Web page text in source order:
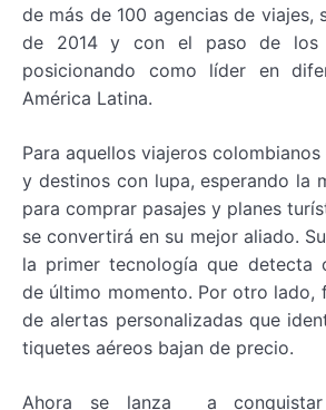
de más de 100 agencias de viajes,
de 2014 y con el paso de los
posicionando como líder en
América Latina.
Para aquellos viajeros
y destinos con lupa, esperando la
para comprar pasajes y planes
se convertirá en su mejor aliado.
la primer tecnología que detecta
de último momento. Por otro lado,
de alertas personalizadas que
tiquetes aéreos bajan de precio.
Ahora se lanza a